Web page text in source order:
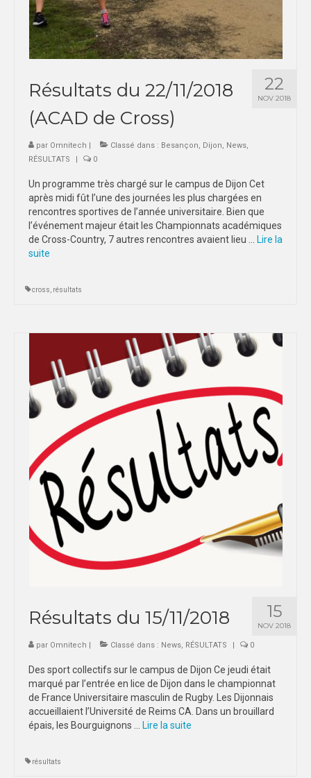
22
NOV 2018
Résultats du 22/11/2018
(ACAD de Cross)
par Omnitech | Classé dans : Besançon, Dijon, News,
RÉSULTATS
| 0
Un programme très chargé sur le campus de Dijon Cet
après midi fût l’une des journées les plus chargées en
rencontres sportives de l’année universitaire. Bien que
l’événement majeur était les Championnats académiques
de Cross-Country, 7 autres rencontres avaient lieu …
Lire la
suite­­
cross résultats
15
NOV 2018
Résultats du 15/11/2018
par Omnitech | Classé dans : News, RÉSULTATS | 0
Des sport collectifs sur le campus de Dijon Ce jeudi était
marqué par l’entrée en lice de Dijon dans le championnat
de France Universitaire masculin de Rugby. Les Dijonnais
accueillaient l’Université de Reims CA. Dans un brouillard
épais, les Bourguignons …
Lire la suite­­
résultats